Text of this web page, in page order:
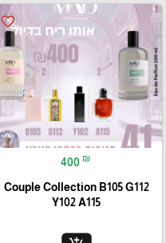
favorite_border
400 ₪
Couple Collection B105 G112
Y102 A115